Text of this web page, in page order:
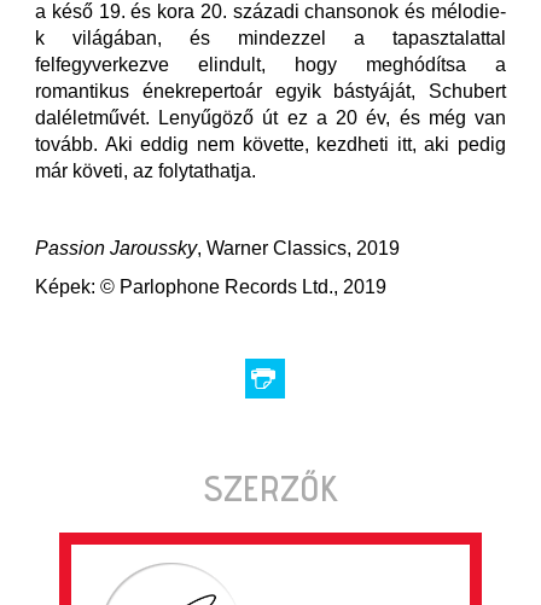
a késő 19. és kora 20. századi chansonok és mélodie-
k világában, és mindezzel a tapasztalattal
felfegyverkezve elindult, hogy meghódítsa a
romantikus énekrepertoár egyik bástyáját, Schubert
daléletművét. Lenyűgöző út ez a 20 év, és még van
tovább. Aki eddig nem követte, kezdheti itt, aki pedig
már követi, az folytathatja.
Passion Jaroussky, Warner Classics, 2019
Képek: © Parlophone Records Ltd., 2019
SZERZŐK